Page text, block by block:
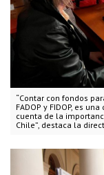
“Contar con fondos
FADOP y FIDOP, es
cuenta de la
Chile”, destaca la